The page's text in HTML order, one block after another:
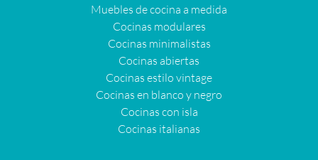
Muebles de cocina a medida
Cocinas modulares
Cocinas minimalistas
Cocinas abiertas
Cocinas estilo vintage
Cocinas en blanco y negro
Cocinas con isla
Cocinas italianas